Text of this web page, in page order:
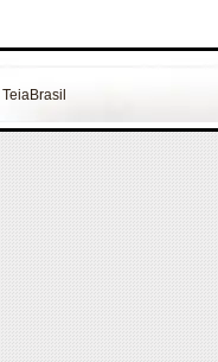
TeiaBrasil